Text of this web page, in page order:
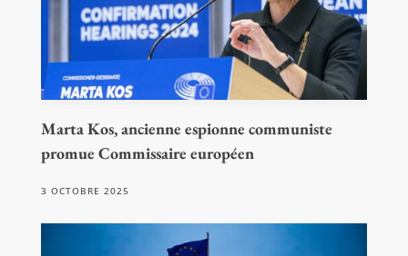
Marta Kos, ancienne espionne communiste
promue Commissaire européen
3 OCTOBRE 2025